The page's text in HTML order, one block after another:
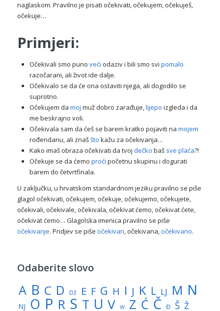
naglaskom. Pravilno je pisati očekivati, očekujem, očekuješ,
očekuje…
Primjeri:
Očekivali smo puno veći odaziv i bili smo svi pomalo
razočarani, ali život ide dalje.
Očekivalo se da će ona ostaviti njega, ali dogodilo se
suprotno.
Očekujem da moj muž dobro zarađuje,lijepo izgleda i da
me beskrajno voli.
Očekivala sam da ćeš se barem kratko pojaviti na mojem
rođendanu, ali znaššto kažu za očekivanja…
Kako imaš obraza očekivati da tvoj dečko baš sve plaća?!
Očekuje se da ćemo proći početnu skupinu i dogurati
barem do četvrtfinala.
U zaključku, u hrvatskom standardnom jeziku pravilno se piše
glagol očekivati, očekujem, očekuje, očekujemo, očekujete,
očekivali, očekivale, očekivala, očekivat ćemo, očekivat ćete,
očekivat ćemo… Glagolska imenica pravilno se piše
očekivanje. Pridjev se piše očekivan, očekivana,očekivano.
Odaberite slovo
A B C D Dž E F G H I J K L LJ M N
NJ O P R S T U V W Z Ć Č Đ Š Ž